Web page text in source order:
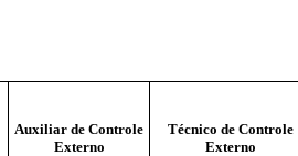
Auxiliar de Controle
Externo
Técnico de Controle
Externo